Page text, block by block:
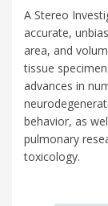
A Stereo
accurate,
area, and
tissue
advances in
behavior, as
pulmonary
toxicology.